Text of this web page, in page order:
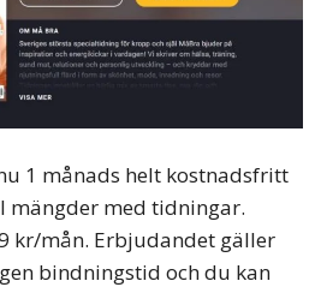
1 månads helt kostnadsfritt
med tidningar.
kr/mån. Erbjudandet gäller
bindningstid och du kan